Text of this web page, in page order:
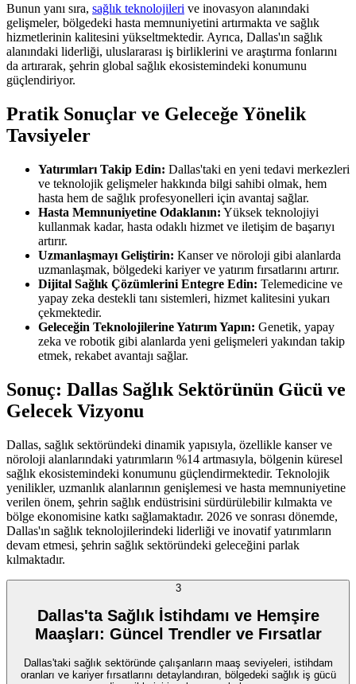
Bunun yanı sıra, sağlık teknolojileri ve inovasyon alanındaki
gelişmeler, bölgedeki hasta memnuniyetini artırmakta ve sağlık
hizmetlerinin kalitesini yükseltmektedir. Ayrıca, Dallas'ın sağlık
alanındaki liderliği, uluslararası iş birliklerini ve araştırma fonlarını
da artırarak, şehrin global sağlık ekosistemindeki konumunu
güçlendiriyor.
Pratik Sonuçlar ve Geleceğe Yönelik
Tavsiyeler
Yatırımları Takip Edin: Dallas'taki en yeni tedavi merkezleri
ve teknolojik gelişmeler hakkında bilgi sahibi olmak, hem
hasta hem de sağlık profesyonelleri için avantaj sağlar.
Hasta Memnuniyetine Odaklanın: Yüksek teknolojiyi
kullanmak kadar, hasta odaklı hizmet ve iletişim de başarıyı
artırır.
Uzmanlaşmayı Geliştirin: Kanser ve nöroloji gibi alanlarda
uzmanlaşmak, bölgedeki kariyer ve yatırım fırsatlarını artırır.
Dijital Sağlık Çözümlerini Entegre Edin: Telemedicine ve
yapay zeka destekli tanı sistemleri, hizmet kalitesini yukarı
çekmektedir.
Geleceğin Teknolojilerine Yatırım Yapın: Genetik, yapay
zeka ve robotik gibi alanlarda yeni gelişmeleri yakından takip
etmek, rekabet avantajı sağlar.
Sonuç: Dallas Sağlık Sektörünün Gücü ve
Gelecek Vizyonu
Dallas, sağlık sektöründeki dinamik yapısıyla, özellikle kanser ve
nöroloji alanlarındaki yatırımların %14 artmasıyla, bölgenin küresel
sağlık ekosistemindeki konumunu güçlendirmektedir. Teknolojik
yenilikler, uzmanlık alanlarının genişlemesi ve hasta memnuniyetine
verilen önem, şehrin sağlık endüstrisini sürdürülebilir kılmakta ve
bölge ekonomisine katkı sağlamaktadır. 2026 ve sonrası dönemde,
Dallas'ın sağlık teknolojilerindeki liderliği ve inovatif yatırımların
devam etmesi, şehrin sağlık sektöründeki geleceğini parlak
kılmaktadır.
3
Dallas'ta Sağlık İstihdamı ve Hemşire
Maaşları: Güncel Trendler ve Fırsatlar
Dallas'taki sağlık sektöründe çalışanların maaş seviyeleri, istihdam
oranları ve kariyer fırsatlarını detaylandıran, bölgedeki sağlık iş gücü